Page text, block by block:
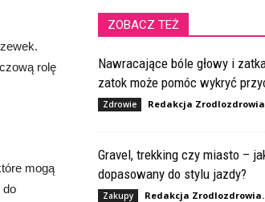
rolę
mogą
do
ZOBACZ TEŻ
Nawracające bóle głowy i
zatok może pomóc wykryć
Zdrowie Redakcja
Gravel, trekking czy miasto –
dopasowany do stylu jazdy?
Zakupy Redakcja